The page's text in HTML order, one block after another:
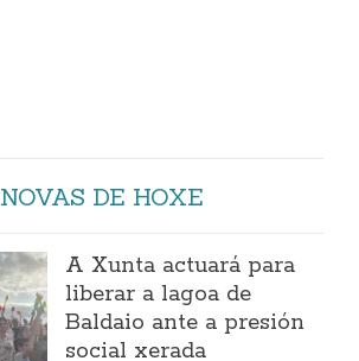
NOVAS DE HOXE
A Xunta actuará para
liberar a lagoa de
Baldaio ante a presión
social xerada